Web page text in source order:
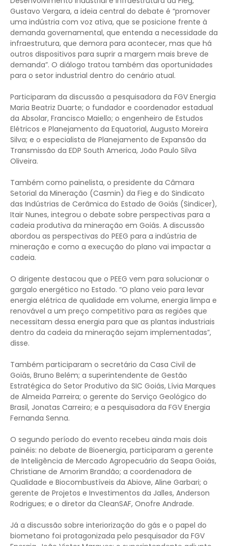
Gustavo Vergara, a ideia central do debate é “promover
uma indústria com voz ativa, que se posicione frente à
demanda governamental, que entenda a necessidade da
infraestrutura, que demora para acontecer, mas que há
outros dispositivos para suprir a margem mais breve de
demanda”. O diálogo tratou também das oportunidades
para o setor industrial dentro do cenário atual.
Participaram da discussão a pesquisadora da FGV Energia
Maria Beatriz Duarte; o fundador e coordenador estadual
da Absolar, Francisco Maiello; o engenheiro de Estudos
Elétricos e Planejamento da Equatorial, Augusto Moreira
Silva; e o especialista de Planejamento de Expansão da
Transmissão da EDP South America, João Paulo Silva
Oliveira.
Também como painelista, o presidente da Câmara
Setorial da Mineração (Casmin) da Fieg e do Sindicato
das Indústrias de Cerâmica do Estado de Goiás (Sindicer),
Itair Nunes, integrou o debate sobre perspectivas para a
cadeia produtiva da mineração em Goiás. A discussão
abordou as perspectivas do PEEG para a indústria de
mineração e como a execução do plano vai impactar a
cadeia.
O dirigente destacou que o PEEG vem para solucionar o
gargalo energético no Estado. “O plano veio para levar
energia elétrica de qualidade em volume, energia limpa e
renovável a um preço competitivo para as regiões que
necessitam dessa energia para que as plantas industriais
dentro da cadeia da mineração sejam implementadas”,
disse.
Também participaram o secretário da Casa Civil de
Goiás, Bruno Belém; a superintendente de Gestão
Estratégica do Setor Produtivo da SIC Goiás, Lívia Marques
de Almeida Parreira; o gerente do Serviço Geológico do
Brasil, Jonatas Carreiro; e a pesquisadora da FGV Energia
Fernanda Senna.
O segundo período do evento recebeu ainda mais dois
painéis: no debate de Bioenergia, participaram a gerente
de Inteligência de Mercado Agropecuário da Seapa Goiás,
Christiane de Amorim Brandão; a coordenadora de
Qualidade e Biocombustíveis da Abiove, Aline Garbari; o
gerente de Projetos e Investimentos da Jalles, Anderson
Rodrigues; e o diretor da CleanSAF, Onofre Andrade.
Já a discussão sobre interiorização do gás e o papel do
biometano foi protagonizada pelo pesquisador da FGV